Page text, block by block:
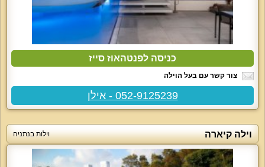
כניסה לפנטהאוז סייז
צור קשר עם בעל הוילה
052-9125239 - אילן
וילה קיארה וילות בנתניה